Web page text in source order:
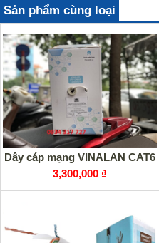
Sản phẩm cùng loại
Dây cáp mạng VINALAN CAT6
3,300,000 ₫